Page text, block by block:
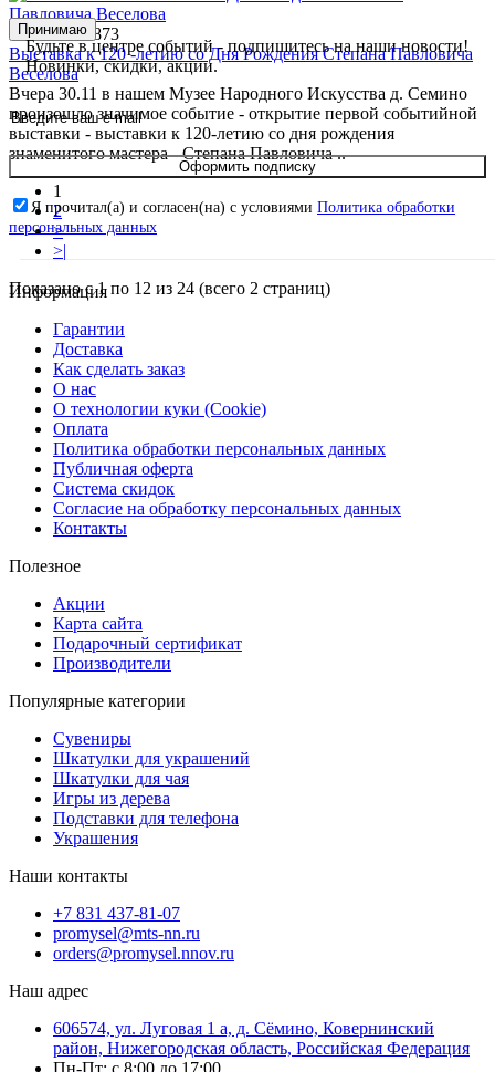
01.12.2023 873
Выставка к 120 -летию со Дня Рождения Степана Павловича
Веселова
Вчера 30.11 в нашем Музее Народного Искусства д. Семино
произошло значимое событие - открытие первой событийной
выставки - выставки к 120-летию со дня рождения
знаменитого мастера - Степана Павловича ..
1
2
>
>|
Показано с 1 по 12 из 24 (всего 2 страниц)
Принимаю
Будьте в центре событий - подпишитесь на наши новости!
Новинки, скидки, акции.
Оформить подписку
Я прочитал(а) и согласен(на) с условиями Политика обработки
персональных данных
Информация
Гарантии
Доставка
Как сделать заказ
О нас
О технологии куки (Cookie)
Оплата
Политика обработки персональных данных
Публичная оферта
Система скидок
Согласие на обработку персональных данных
Контакты
Полезное
Акции
Карта сайта
Подарочный сертификат
Производители
Популярные категории
Сувениры
Шкатулки для украшений
Шкатулки для чая
Игры из дерева
Подставки для телефона
Украшения
Наши контакты
+7 831 437-81-07
promysel@mts-nn.ru
orders@promysel.nnov.ru
Наш адрес
606574, ул. Луговая 1 а, д. Сёмино, Ковернинский
район, Нижегородская область, Российская Федерация
Пн-Пт: с 8:00 до 17:00